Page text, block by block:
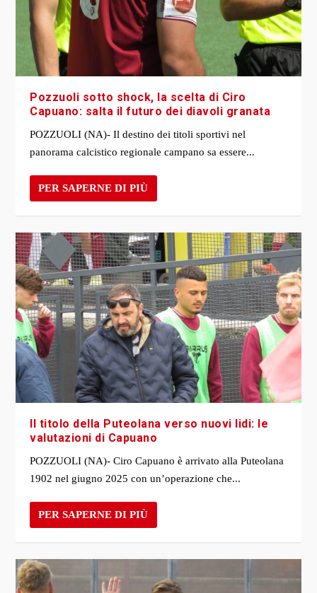
Pozzuoli sotto shock, la scelta di Ciro
Capuano: salta il futuro dei diavoli granata
POZZUOLI (NA)- Il destino dei titoli sportivi nel
panorama calcistico regionale campano sa essere...
PER SAPERNE DI PIÙ
Il titolo della Puteolana verso nuovi lidi: le
valutazioni di Capuano
POZZUOLI (NA)- Ciro Capuano è arrivato alla Puteolana
1902 nel giugno 2025 con un’operazione che...
PER SAPERNE DI PIÙ